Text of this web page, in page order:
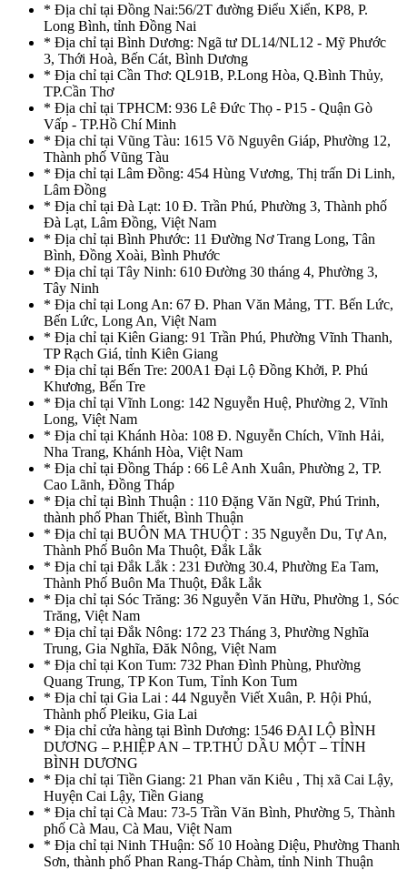
* Địa chỉ tại Đồng Nai:56/2T đường Điểu Xiển, KP8, P.
Long Bình, tỉnh Đồng Nai
* Địa chỉ tại Bình Dương: Ngã tư DL14/NL12 - Mỹ Phước
3, Thới Hoà, Bến Cát, Bình Dương
* Địa chỉ tại Cần Thơ: QL91B, P.Long Hòa, Q.Bình Thủy,
TP.Cần Thơ
* Địa chỉ tại TPHCM: 936 Lê Đức Thọ - P15 - Quận Gò
Vấp - TP.Hồ Chí Minh
* Địa chỉ tại Vũng Tàu: 1615 Võ Nguyên Giáp, Phường 12,
Thành phố Vũng Tàu
* Địa chỉ tại Lâm Đồng: 454 Hùng Vương, Thị trấn Di Linh,
Lâm Đồng
* Địa chỉ tại Đà Lạt: 10 Đ. Trần Phú, Phường 3, Thành phố
Đà Lạt, Lâm Đồng, Việt Nam
* Địa chỉ tại Bình Phước: 11 Đường Nơ Trang Long, Tân
Bình, Đồng Xoài, Bình Phước
* Địa chỉ tại Tây Ninh: 610 Đường 30 tháng 4, Phường 3,
Tây Ninh
* Địa chỉ tại Long An: 67 Đ. Phan Văn Mảng, TT. Bến Lức,
Bến Lức, Long An, Việt Nam
* Địa chỉ tại Kiên Giang: 91 Trần Phú, Phường Vĩnh Thanh,
TP Rạch Giá, tỉnh Kiên Giang
* Địa chỉ tại Bến Tre: 200A1 Đại Lộ Đồng Khởi, P. Phú
Khương, Bến Tre
* Địa chỉ tại Vĩnh Long: 142 Nguyễn Huệ, Phường 2, Vĩnh
Long, Việt Nam
* Địa chỉ tại Khánh Hòa: 108 Đ. Nguyễn Chích, Vĩnh Hải,
Nha Trang, Khánh Hòa, Việt Nam
* Địa chỉ tại Đồng Tháp : 66 Lê Anh Xuân, Phường 2, TP.
Cao Lãnh, Đồng Tháp
* Địa chỉ tại Bình Thuận : 110 Đặng Văn Ngữ, Phú Trinh,
thành phố Phan Thiết, Bình Thuận
* Địa chỉ tại BUÔN MA THUỘT : 35 Nguyễn Du, Tự An,
Thành Phố Buôn Ma Thuột, Đắk Lắk
* Địa chỉ tại Đắk Lắk : 231 Đường 30.4, Phường Ea Tam,
Thành Phố Buôn Ma Thuột, Đắk Lắk
* Địa chỉ tại Sóc Trăng: 36 Nguyễn Văn Hữu, Phường 1, Sóc
Trăng, Việt Nam
* Địa chỉ tại Đắk Nông: 172 23 Tháng 3, Phường Nghĩa
Trung, Gia Nghĩa, Đăk Nông, Việt Nam
* Địa chỉ tại Kon Tum: 732 Phan Đình Phùng, Phường
Quang Trung, TP Kon Tum, Tỉnh Kon Tum
* Địa chỉ tại Gia Lai : 44 Nguyễn Viết Xuân, P. Hội Phú,
Thành phố Pleiku, Gia Lai
* Địa chỉ cửa hàng tại Bình Dương: 1546 ĐẠI LỘ BÌNH
DƯƠNG – P.HIỆP AN – TP.THỦ DẦU MỘT – TỈNH
BÌNH DƯƠNG
* Địa chỉ tại Tiền Giang: 21 Phan văn Kiêu , Thị xã Cai Lậy,
Huyện Cai Lậy, Tiền Giang
* Địa chỉ tại Cà Mau: 73-5 Trần Văn Bình, Phường 5, Thành
phố Cà Mau, Cà Mau, Việt Nam
* Địa chỉ tại Ninh THuận: Số 10 Hoàng Diệu, Phường Thanh
Sơn, thành phố Phan Rang-Tháp Chàm, tỉnh Ninh Thuận